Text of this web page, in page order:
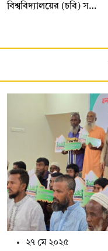
বিশ্ববিদ্যালয়ের (চবি) স…
২৭ মে ২০২৫